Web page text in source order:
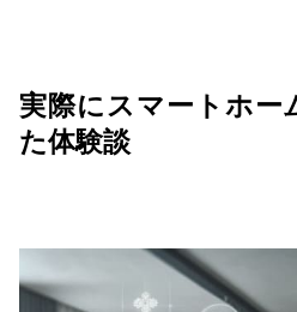
実際にスマートホー
た体験談